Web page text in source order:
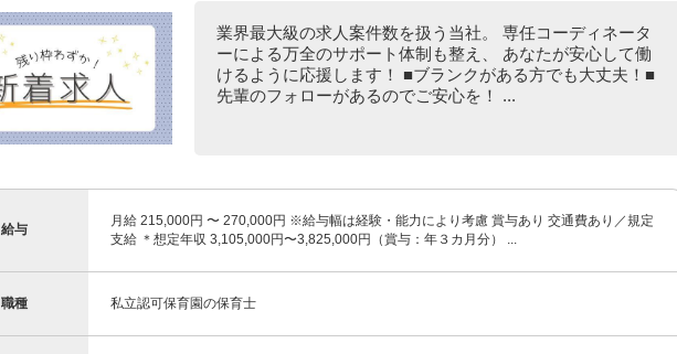
業界最大級の求人案件数を扱う当社。 専任コーディネータ
ーによる万全のサポート体制も整え、 あなたが安心して働
けるように応援します！ ■ブランクがある方でも大丈夫！■
先輩のフォローがあるのでご安心を！ ...
給与
月給 215,000円 〜 270,000円 ※給与幅は経験・能力により考慮 賞与あり 交通費あり／規定
支給 ＊想定年収 3,105,000円〜3,825,000円（賞与：年３カ月分） ...
職種 私立認可保育園の保育士